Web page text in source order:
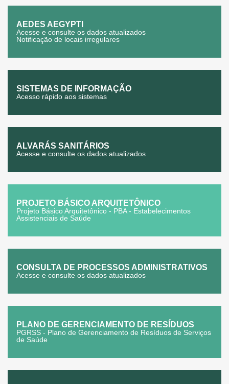
AEDES AEGYPTI
Acesse e consulte os dados atualizados
Notificação de locais irregulares
SISTEMAS DE INFORMAÇÃO
Acesso rápido aos sistemas
ALVARÁS SANITÁRIOS
Acesse e consulte os dados atualizados
PROJETO BÁSICO ARQUITETÔNICO
Projeto Básico Arquitetônico - PBA - Estabelecimentos
Assistenciais de Saúde
CONSULTA DE PROCESSOS ADMINISTRATIVOS
Acesse e consulte os dados atualizados
PLANO DE GERENCIAMENTO DE RESÍDUOS
PGRSS - Plano de Gerenciamento de Resíduos de Serviços
de Saúde